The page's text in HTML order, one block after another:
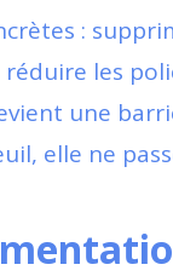
:
les
une
elle ne